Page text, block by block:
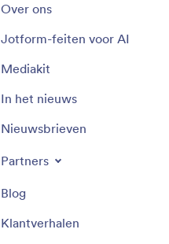
Over ons
Jotform-feiten voor AI
Mediakit
In het nieuws
Nieuwsbrieven
Partners
Blog
Klantverhalen